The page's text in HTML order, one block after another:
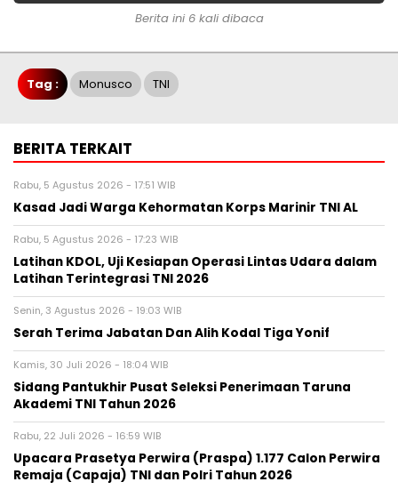
Berita ini 6 kali dibaca
Tag : Monusco TNI
BERITA TERKAIT
Rabu, 5 Agustus 2026 - 17:51 WIB
Kasad Jadi Warga Kehormatan Korps Marinir TNI AL
Rabu, 5 Agustus 2026 - 17:23 WIB
Latihan KDOL, Uji Kesiapan Operasi Lintas Udara dalam
Latihan Terintegrasi TNI 2026
Senin, 3 Agustus 2026 - 19:03 WIB
Serah Terima Jabatan Dan Alih Kodal Tiga Yonif
Kamis, 30 Juli 2026 - 18:04 WIB
Sidang Pantukhir Pusat Seleksi Penerimaan Taruna
Akademi TNI Tahun 2026
Rabu, 22 Juli 2026 - 16:59 WIB
Upacara Prasetya Perwira (Praspa) 1.177 Calon Perwira
Remaja (Capaja) TNI dan Polri Tahun 2026